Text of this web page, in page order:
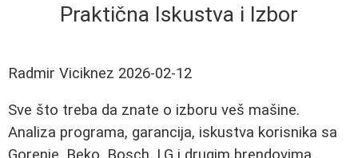
Praktična Iskustva i Izbor
Radmir Viciknez 2026-02-12
Sve što treba da znate o izboru veš mašine.
Analiza programa, garancija, iskustva korisnika sa